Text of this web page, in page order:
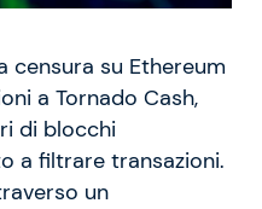
censura su Ethereum
a Tornado Cash,
di blocchi
a filtrare transazioni.
un